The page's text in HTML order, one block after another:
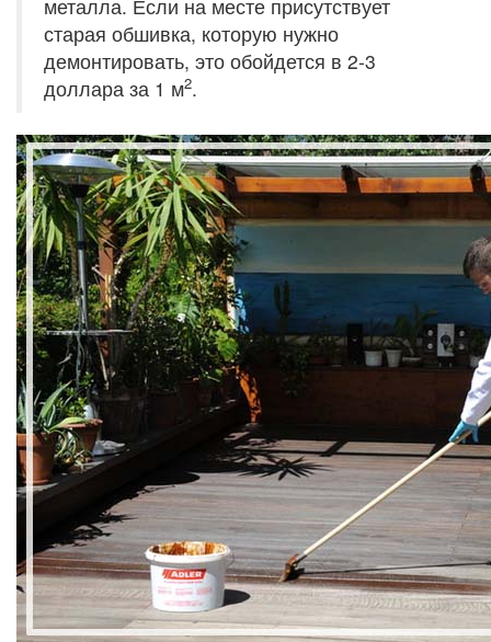
металла. Если на месте присутствует
старая обшивка, которую нужно
демонтировать, это обойдется в 2-3
доллара за 1 м2.